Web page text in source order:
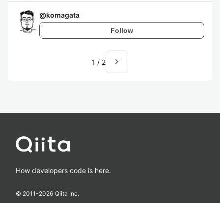
@komagata
Follow
1 / 2 navigate_next
How developers code is here.
© 2011-2026 Qiita Inc.